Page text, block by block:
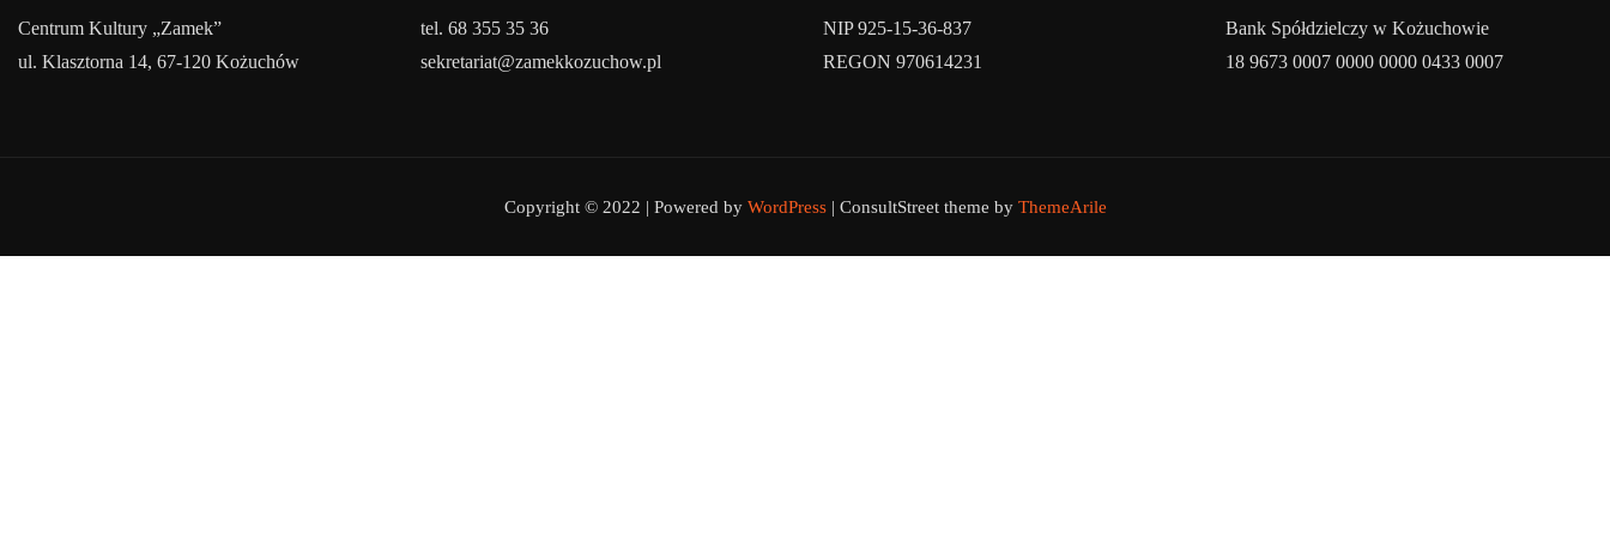
Centrum Kultury „Zamek”
ul. Klasztorna 14, 67-120 Kożuchów
tel. 68 355 35 36
sekretariat@zamekkozuchow.pl
NIP 925-15-36-837
REGON 970614231
Bank Spółdzielczy w Kożuchowie
18 9673 0007 0000 0000 0433 0007
Copyright © 2022 | Powered by WordPress | ConsultStreet theme by ThemeArile